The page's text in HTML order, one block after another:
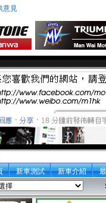
意見
新車測試 新車介紹